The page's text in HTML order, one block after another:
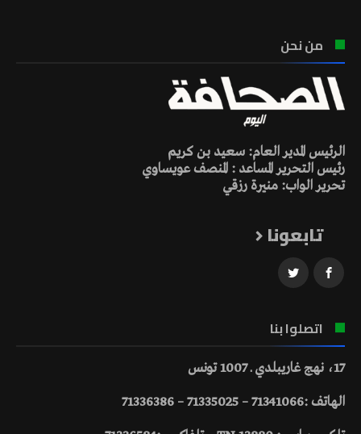
من نحن
الرئيس المدير العام: سعيد بن كريم
رئيس التحرير المساعد : المنصف عويساوي
تحرير الواب: منيرة رزقي
تابعونا
اتصلوا بنا
17، نهج غاريبلدي ـ 1007 تونس
الهاتف :71341066 – 71335025 – 71336386